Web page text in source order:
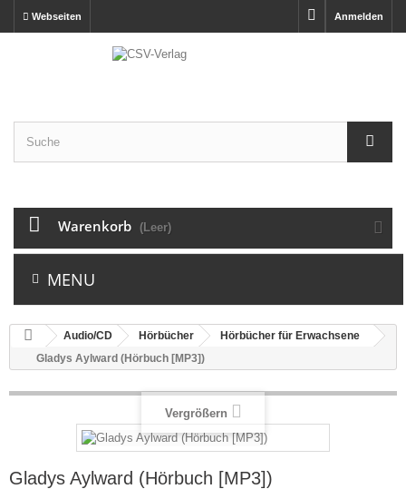
Anmelden
Webseiten
Warenkorb (Leer)
MENU
Audio/CD Hörbücher
Hörbücher für Erwachsene
Gladys Aylward (Hörbuch [MP3])
Vergrößern
Gladys Aylward (Hörbuch [MP3])